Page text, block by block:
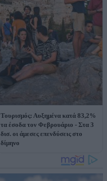
Τουρισμός: Αυξημένα κατά 83,2%
τα έσοδα τον Φεβρουάριο - Στα 3
δισ. οι άμεσες επενδύσεις στο
δίμηνο